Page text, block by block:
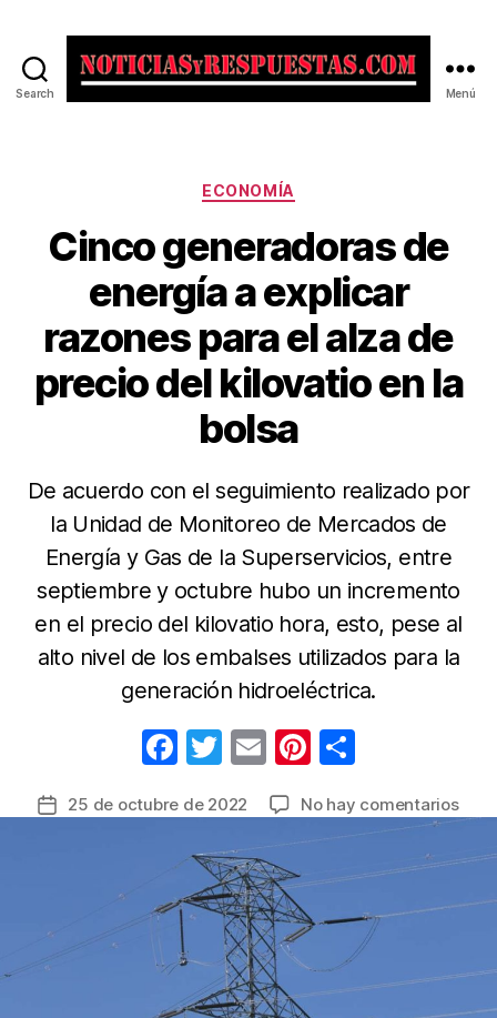
Search Menú
Categorías
ECONOMÍA
Cinco generadoras de
energía a explicar
razones para el alza de
precio del kilovatio en la
bolsa
De acuerdo con el seguimiento realizado por
la Unidad de Monitoreo de Mercados de
Energía y Gas de la Superservicios, entre
septiembre y octubre hubo un incremento
en el precio del kilovatio hora, esto, pese al
alto nivel de los embalses utilizados para la
generación hidroeléctrica.
F
c
e
b
o
o
k
T
itt
er
E
ail
Pi
er
st
m
ar
tir
Fecha25 de octubre de 2022 No hay comentariosen